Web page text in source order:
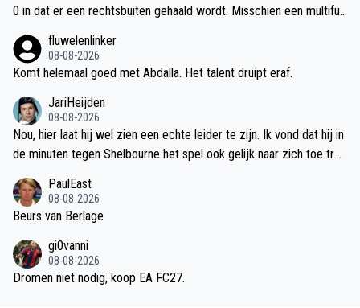
0 in dat er een rechtsbuiten gehaald wordt. Misschien een multifun
n kan. Met nog 3 weken begint het nu toch wel spannend te worde
n, al zijn dit ook bij uitstek de weken dat de markt vol in beweging
fluwelenlinker
08-08-2026
Komt helemaal goed met Abdalla. Het talent druipt eraf.
JariHeijden
08-08-2026
Nou, hier laat hij wel zien een echte leider te zijn. Ik vond dat hij in
de minuten tegen Shelbourne het spel ook gelijk naar zich toe tro
worden. Ik ben wel benieuwd of hij bij Ajax vooral als nr.10 gaat sp
elen of toch als links- of rechtshalf.
PaulEast
08-08-2026
Beurs van Berlage
gi0vanni
08-08-2026
Dromen niet nodig, koop EA FC27.